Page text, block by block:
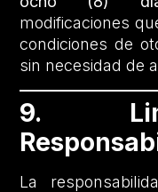
modificaciones
condiciones de
sin necesidad de
9.
La